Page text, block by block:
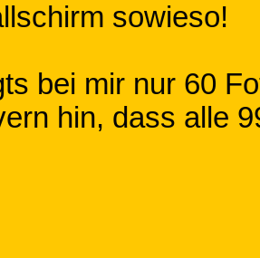
sowieso!
bei mir nur 60
hin, dass alle